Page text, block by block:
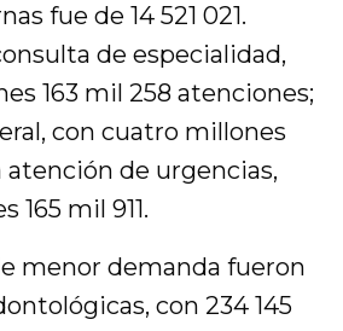
fue de 14 521 021.
de especialidad,
163 mil 258 atenciones;
con cuatro millones
atención de urgencias,
165 mil 911.
menor demanda fueron
con 234 145